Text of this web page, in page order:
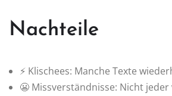
Nachteile
⚡ Klischees: Manche Texte
😬 Missverständnisse: Nicht